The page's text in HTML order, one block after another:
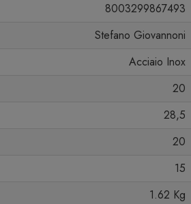
8003299867493
Stefano Giovannoni
Acciaio Inox
20
28,5
20
15
1.62 Kg